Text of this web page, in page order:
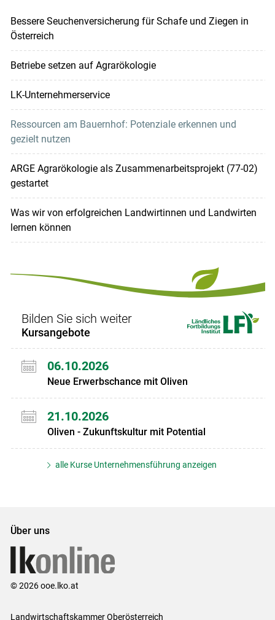
Bessere Seuchenversicherung für Schafe und Ziegen in
Österreich
Betriebe setzen auf Agrarökologie
LK-Unternehmerservice
Ressourcen am Bauernhof: Potenziale erkennen und
gezielt nutzen
ARGE Agrarökologie als Zusammenarbeitsprojekt (77-02)
gestartet
Was wir von erfolgreichen Landwirtinnen und Landwirten
lernen können
Bilden Sie sich weiter
Kursangebote
06.10.2026
Neue Erwerbschance mit Oliven
21.10.2026
Oliven - Zukunftskultur mit Potential
alle Kurse Unternehmensführung anzeigen
Über uns
© 2026 ooe.lko.at
Landwirtschaftskammer Oberösterreich